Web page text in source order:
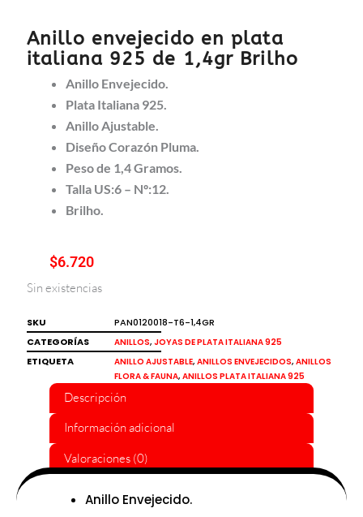
Anillo envejecido en plata
italiana 925 de 1,4gr Brilho
Anillo Envejecido.
Plata Italiana 925.
Anillo Ajustable.
Diseño Corazón Pluma.
Peso de 1,4 Gramos.
Talla US:6 – Nº:12.
Brilho.
$6.720
Sin existencias
SKU
PAN0120018-T6-1,4GR
CATEGORÍAS
ANILLOS, JOYAS DE PLATA ITALIANA 925
ETIQUETA ANILLO AJUSTABLE, ANILLOS ENVEJECIDOS, ANILLOS
FLORA & FAUNA, ANILLOS PLATA ITALIANA 925
Descripción
Información adicional
Valoraciones (0)
Anillo Envejecido.